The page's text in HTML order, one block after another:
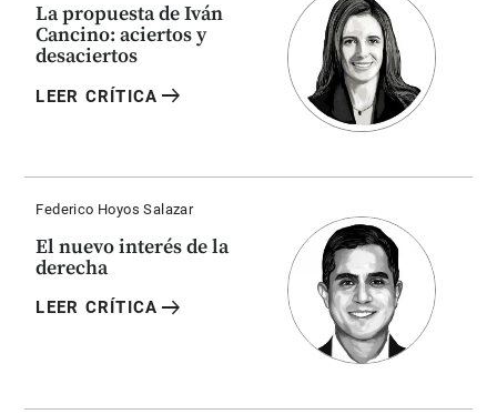
La propuesta de Iván
Cancino: aciertos y
desaciertos
LEER CRÍTICA arrow_right_alt
Federico Hoyos Salazar
El nuevo interés de la
derecha
LEER CRÍTICA arrow_right_alt